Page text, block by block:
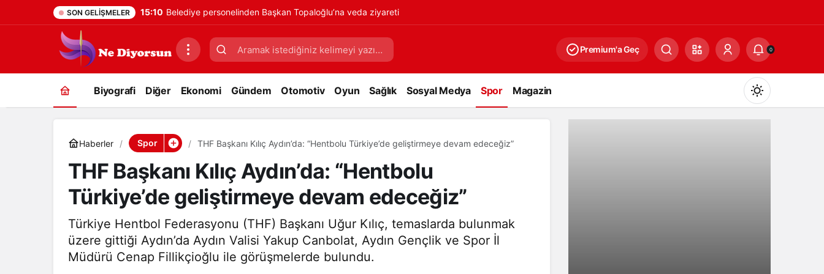
SON GELIŞMELER 15:10 Belediye personelinden Başkan Topaloğlu’na veda ziyareti
Premium'a Geç 0
Biyografi Diğer Ekonomi Gündem Otomotiv Oyun Sağlık Sosyal Medya Spor Magazin
Haberler Spor THF Başkanı Kılıç Aydın’da: “Hentbolu Türkiye’de geliştirmeye devam edeceğiz”
THF Başkanı Kılıç Aydın’da: “Hentbolu
Türkiye’de geliştirmeye devam edeceğiz”
Türkiye Hentbol Federasyonu (THF) Başkanı Uğur Kılıç, temaslarda bulunmak
üzere gittiği Aydın’da Aydın Valisi Yakup Canbolat, Aydın Gençlik ve Spor İl
Müdürü Cenap Fillikçioğlu ile görüşmelerde bulundu.